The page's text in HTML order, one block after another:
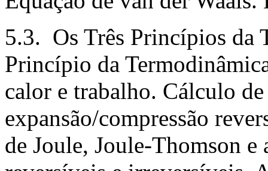
5.3. Os Três Princípios da
Princípio da
calor e trabalho. Cálculo
expansão/compressão
de Joule, Joule-Thomson e